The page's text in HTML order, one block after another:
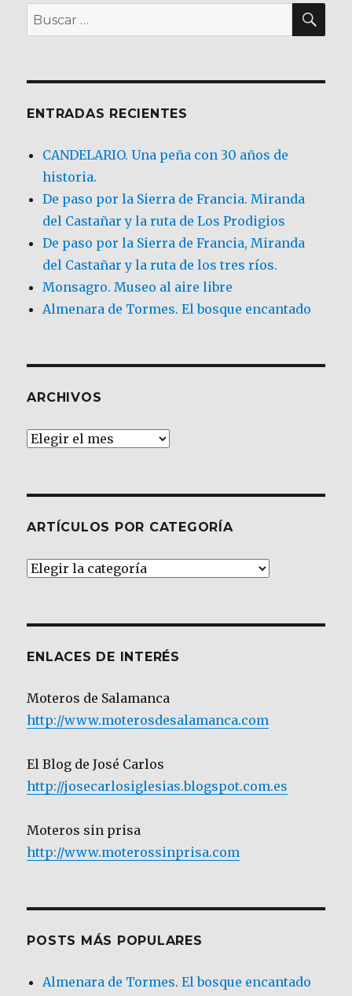
Buscar
por:
ENTRADAS RECIENTES
CANDELARIO. Una peña con 30 años de
historia.
De paso por la Sierra de Francia. Miranda
del Castañar y la ruta de Los Prodigios
De paso por la Sierra de Francia, Miranda
del Castañar y la ruta de los tres ríos.
Monsagro. Museo al aire libre
Almenara de Tormes. El bosque encantado
ARCHIVOS
Archivos
ARTÍCULOS POR CATEGORÍA
Artículos
ENLACES DE INTERÉS
Moteros de Salamanca
http://www.moterosdesalamanca.com
El Blog de José Carlos
http://josecarlosiglesias.blogspot.com.es
Moteros sin prisa
http://www.moterossinprisa.com
POSTS MÁS POPULARES
Almenara de Tormes. El bosque encantado